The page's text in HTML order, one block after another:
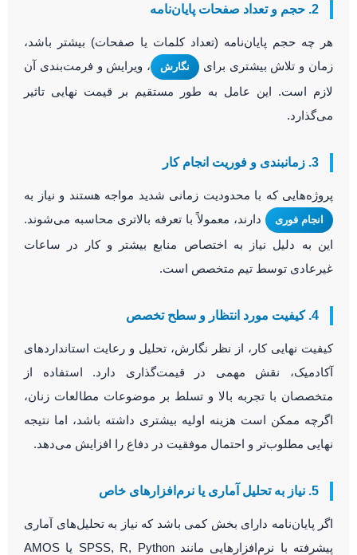
2. حجم و تعداد صفحات پایان‌نامه
هر چه حجم پایان‌نامه (تعداد کلمات یا صفحات) بیشتر باشد،
زمان و تلاش بیشتری برای
نگارش
، ویرایش و فرمت‌بندی آن
لازم است. این عامل به طور مستقیم بر قیمت نهایی تاثیر
می‌گذارد.
3. زمانبندی و فوریت انجام کار
پروژه‌هایی که با محدودیت زمانی شدید مواجه هستند و نیاز به
انجام فوری
دارند، معمولاً با تعرفه بالاتری محاسبه می‌شوند.
این به دلیل نیاز به اختصاص منابع بیشتر و کار در ساعات
غیرعادی توسط تیم متخصص است.
4. کیفیت مورد انتظار و سطح تخصص
کیفیت نهایی کار، از نظر نگارش، تحلیل و رعایت استانداردهای
آکادمیک، نقش مهمی در قیمت‌گذاری دارد. استفاده از
متخصصان با تجربه بالا و تسلط بر موضوعات مطالعات زنان،
اگرچه ممکن است هزینه اولیه بیشتری داشته باشد، اما نتیجه
نهایی مطلوب‌تر و احتمال موفقیت در دفاع را افزایش می‌دهد.
5. نیاز به تحلیل آماری یا نرم‌افزارهای خاص
اگر پایان‌نامه دارای بخش کمی باشد که نیاز به تحلیل‌های آماری
پیشرفته با نرم‌افزارهایی مانند SPSS, R, Python یا AMOS